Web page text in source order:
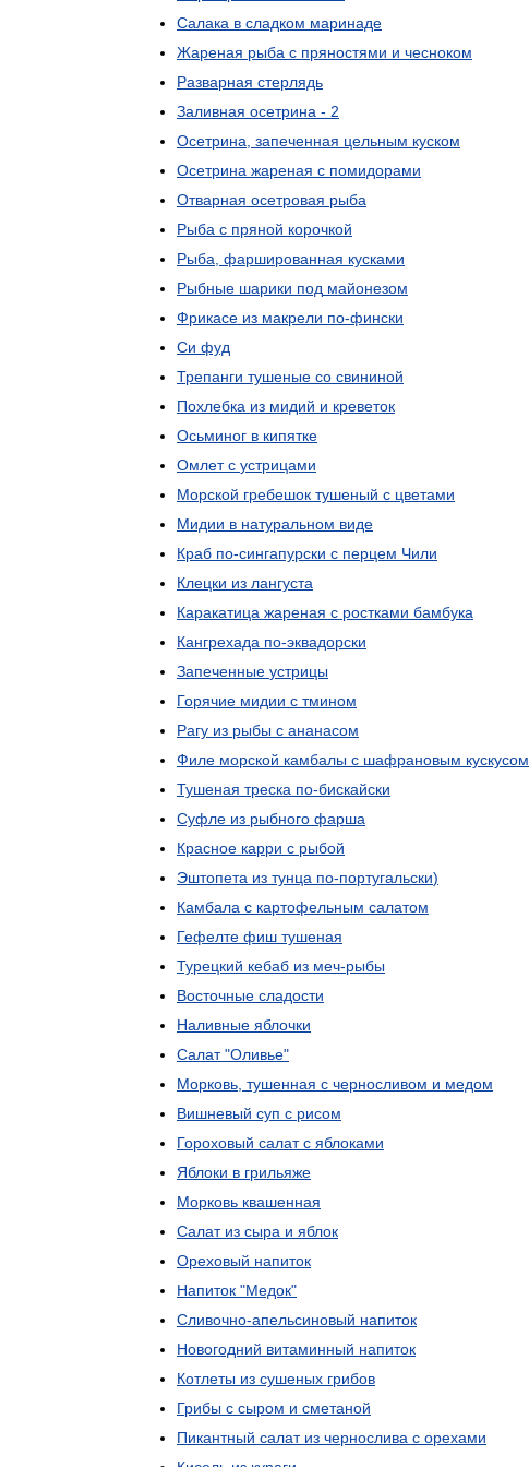
Салака в сладком маринаде
Жареная рыба с пряностями и чесноком
Разварная стерлядь
Заливная осетрина - 2
Осетрина запеченная цельным куском
Осетрина жареная с помидорами
Отварная осетровая рыба
Рыба с пряной корочкой
Рыба фаршированная кусками
Рыбные шарики под майонезом
Фрикасе из макрели по-фински
Си фуд
Трепанги тушеные со свининой
Похлебка из мидий и креветок
Осьминог в кипятке
Омлет с устрицами
Морской гребешок тушеный с цветами
Мидии в натуральном виде
Краб по-сингапурски с перцем Чили
Клецки из лангуста
Каракатица жареная с ростками бамбука
Кангрехада по-эквадорски
Запеченные устрицы
Горячие мидии с тмином
Рагу из рыбы с ананасом
Филе морской камбалы с шафрановым кускусом
Тушеная треска по-бискайски
Суфле из рыбного фарша
Красное карри с рыбой
Эштопета из тунца по-португальски)
Камбала с картофельным салатом
Гефелте фиш тушеная
Турецкий кебаб из меч-рыбы
Восточные сладости
Наливные яблочки
Салат"Оливье"
Морковь тушенная с черносливом и медом
Вишневый суп с рисом
Гороховый салат с яблоками
Яблоки в грильяже
Морковь квашенная
Салат из сыра и яблок
Ореховый напиток
Напиток "Медок"
Сливочно-апельсиновый напиток
Новогодний витаминный напиток
Котлеты из сушеных грибов
Грибы с сыром и сметаной
Пикантный салат из чернослива с орехами